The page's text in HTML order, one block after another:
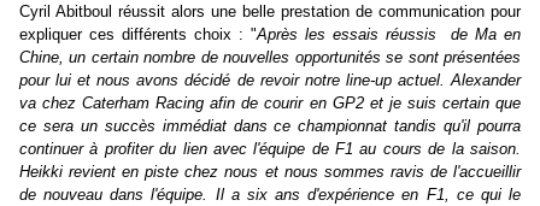
Cyril Abitboul réussit alors une belle prestation de communication pour
expliquer ces différents choix : "Après les essais réussis de Ma en
Chine, un certain nombre de nouvelles opportunités se sont présentées
pour lui et nous avons décidé de revoir notre line-up actuel. Alexander
va chez Caterham Racing afin de courir en GP2 et je suis certain que
ce sera un succès immédiat dans ce championnat tandis qu'il pourra
continuer à profiter du lien avec l'équipe de F1 au cours de la saison.
Heikki revient en piste chez nous et nous sommes ravis de l'accueillir
de nouveau dans l'équipe. Il a six ans d'expérience en F1, ce qui le